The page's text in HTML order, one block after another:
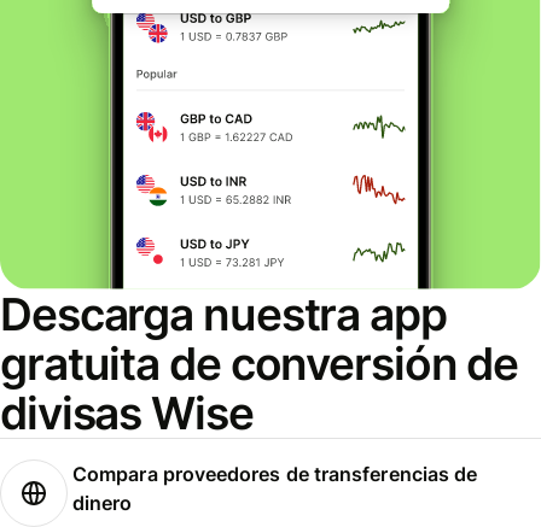
Descarga nuestra app
gratuita de conversión de
divisas Wise
Compara proveedores de transferencias de
dinero